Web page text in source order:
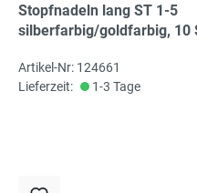
Stopfnadeln lang ST 1-5
silberfarbig/goldfarbig, 10
Artikel-Nr: 124661
Lieferzeit:
1-3 Tage